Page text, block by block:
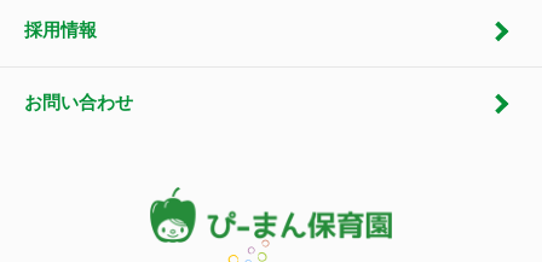
採用情報
お問い合わせ